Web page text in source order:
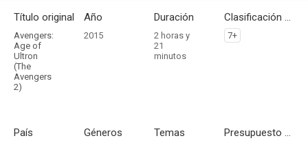
Título original
Avengers:
Age of
Ultron
(The
Avengers
2)
Año
2015
Duración
2 horas y
21
minutos
Clasificación por edades
7+
País Géneros Temas Presupuesto - Ingresos